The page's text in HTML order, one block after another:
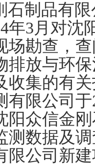
石制品有
4年3月对沈
场勘查 ，
排放与环
收集的有
有限公司 于
阳众信金
测数据及
限公司新